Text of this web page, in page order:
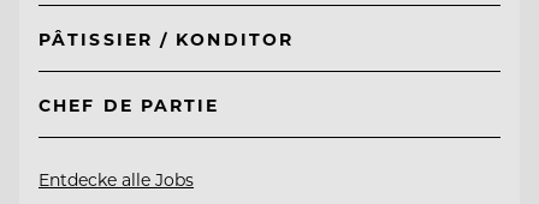
PÂTISSIER / KONDITOR
CHEF DE PARTIE
Entdecke alle Jobs